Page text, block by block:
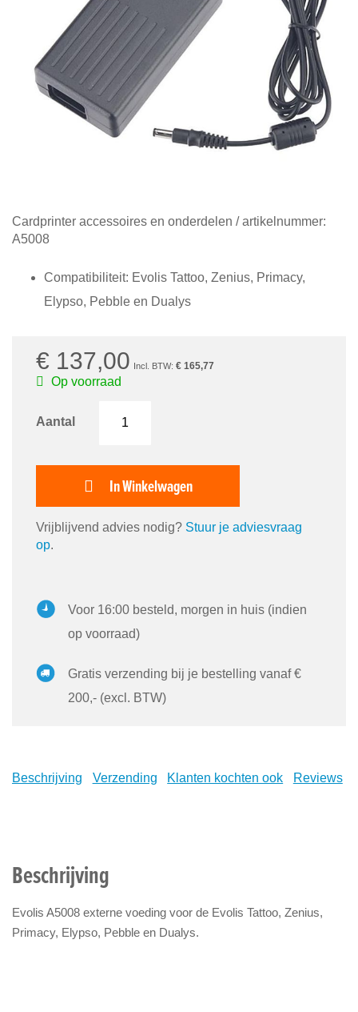
Contact
Support
Cardprinter accessoires en onderdelen / artikelnummer:
A5008
Compatibiliteit: Evolis Tattoo, Zenius, Primacy,
Elypso, Pebble en Dualys
€ 137,00 € 165,77
Op voorraad
Aantal
In Winkelwagen
Vrijblijvend advies nodig? Stuur je adviesvraag
op.
Voor 16:00 besteld, morgen in huis (indien
op voorraad)
Gratis verzending bij je bestelling vanaf €
200,- (excl. BTW)
Ga
naar
begin
Beschrijving Verzending Klanten kochten ook Reviews
Beschrijving
Evolis A5008 externe voeding voor de Evolis Tattoo, Zenius,
Primacy, Elypso, Pebble en Dualys.